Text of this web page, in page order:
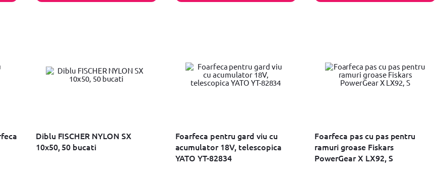
Diblu FISCHER NYLON SX
10x50, 50 bucati
Foarfeca pentru gard viu cu
acumulator 18V, telescopica
YATO YT-82834
Foarfeca pas cu pas pentru
ramuri groase Fiskars
PowerGear X LX92, S